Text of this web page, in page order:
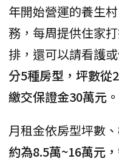
年開始營運的養生
務，每周提供住家
排，還可以請看護
分5種房型，坪數從
繳交保證金30萬元。
月租金依房型坪數
約為8.5萬~16萬元